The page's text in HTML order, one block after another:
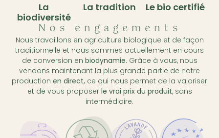
La
biodiversité
La tradition Le bio certifié
Nos engagements
Nous travaillons en agriculture biologique et de façon
traditionnelle et nous sommes actuellement en cours
de conversion en biodynamie. Grâce à vous, nous
vendons maintenant la plus grande partie de notre
production en direct, ce qui nous permet de la valoriser
et de vous proposer le vrai prix du produit, sans
intermédiaire.